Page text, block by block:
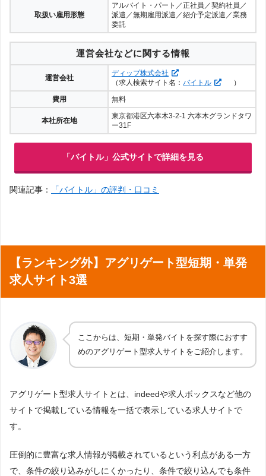
取扱い雇用形態
アルバイト・パート／正社員／契約社員／
派遣／無期雇用派遣／紹介予定派遣／業務
委託
運営会社などに関する情報
運営会社
ディップ株式会社
（求人検索サイト名： バイトル
）
費用
無料
本社所在地
東京都港区六本木3-2-1 六本木グランドタワ
ー31F
「バイトル」公式サイトで詳細を見る
関連記事： 「バイトル」の評判・口コミ
【ランキング外】アグリゲート型短期・単発
求人サイト3選
ここからは、短期・単発バイトを探す際におすす
めのアグリゲート型求人サイトをご紹介します。
アグリゲート型求人サイトとは、indeedや求人ボックスなど他の
サイトで掲載している情報を一括で表示している求人サイトで
す。
圧倒的に豊富な求人情報が掲載されているという利点がある一方
で、条件の絞り込みがしにくかったり、条件で絞り込んでも条件